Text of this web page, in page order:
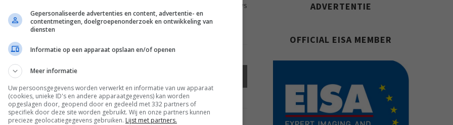
879 VIEWS ADVERTENTIE
OFFICIAL EISA MEMBER
Gepersonaliseerde advertenties en content, advertentie- en
contentmetingen, doelgroepenonderzoek en ontwikkeling van
diensten
Informatie op een apparaat opslaan en/of openen
Meer informatie
Uw persoonsgegevens worden verwerkt en informatie van uw apparaat
(cookies, unieke ID's en andere apparaatgegevens) kan worden
opgeslagen door, geopend door en gedeeld met 332 partners of
specifiek door deze site worden gebruikt. Wij en onze partners kunnen
precieze geolocatiegegevens gebruiken. Lijst met partners.